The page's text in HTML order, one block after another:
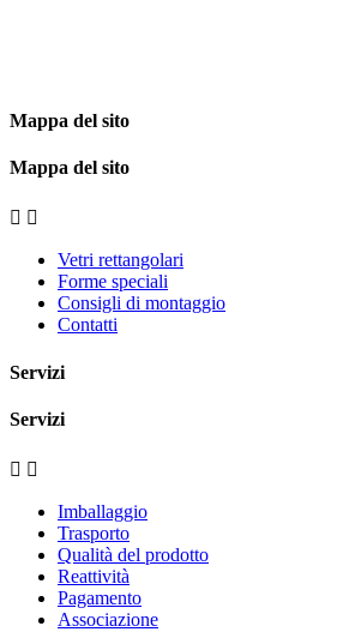
Mappa del sito
Mappa del sito
 
Vetri rettangolari
Forme speciali
Consigli di montaggio
Contatti
Servizi
Servizi
 
Imballaggio
Trasporto
Qualità del prodotto
Reattività
Pagamento
Associazione